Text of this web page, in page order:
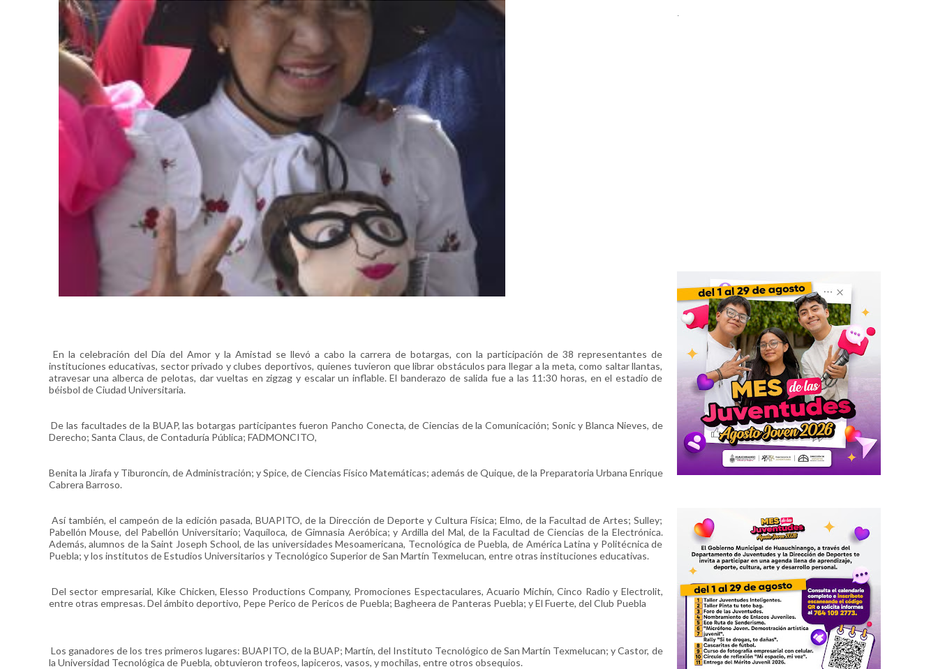
En la celebración del Día del Amor y la Amistad se llevó a cabo la carrera de botargas, con la participación de 38 representantes de
instituciones educativas, sector privado y clubes deportivos, quienes tuvieron que librar obstáculos para llegar a la meta, como saltar llantas,
atravesar una alberca de pelotas, dar vueltas en zigzag y escalar un inflable. El banderazo de salida fue a las 11:30 horas, en el estadio de
béisbol de Ciudad Universitaria.
De las facultades de la BUAP, las botargas participantes fueron Pancho Conecta, de Ciencias de la Comunicación; Sonic y Blanca Nieves, de
Derecho; Santa Claus, de Contaduría Pública; FADMONCITO,
Benita la Jirafa y Tiburoncín, de Administración; y Spice, de Ciencias Físico Matemáticas; además de Quique, de la Preparatoria Urbana Enrique
Cabrera Barroso.
Así también, el campeón de la edición pasada, BUAPITO, de la Dirección de Deporte y Cultura Física; Elmo, de la Facultad de Artes; Sulley;
Pabellón Mouse, del Pabellón Universitario; Vaquiloca, de Gimnasia Aeróbica; y Ardilla del Mal, de la Facultad de Ciencias de la Electrónica.
Además, alumnos de la Saint Joseph School, de las universidades Mesoamericana, Tecnológica de Puebla, de América Latina y Politécnica de
Puebla; y los institutos de Estudios Universitarios y Tecnológico Superior de San Martín Texmelucan, entre otras instituciones educativas.
Del sector empresarial, Kike Chicken, Elesso Productions Company, Promociones Espectaculares, Acuario Michín, Cinco Radio y Electrolit,
entre otras empresas. Del ámbito deportivo, Pepe Perico de Pericos de Puebla; Bagheera de Panteras Puebla; y El Fuerte, del Club Puebla
Los ganadores de los tres primeros lugares: BUAPITO, de la BUAP; Martín, del Instituto Tecnológico de San Martín Texmelucan; y Castor, de
la Universidad Tecnológica de Puebla, obtuvieron trofeos, lapiceros, vasos, y mochilas, entre otros obsequios.
.